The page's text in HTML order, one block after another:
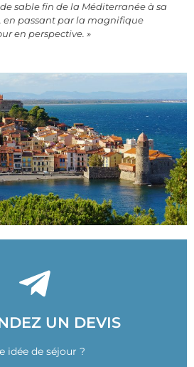
sable fin de la Méditerranée à sa
en passant par la magnifique
en perspective. »
UN DEVIS
idée de séjour ?
UN DEVIS
à vos demandes dans les plus
CONTACTER